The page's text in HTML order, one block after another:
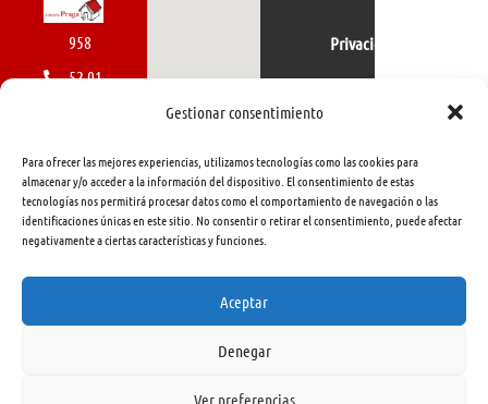
Gestionar consentimiento
Para ofrecer las mejores experiencias, utilizamos tecnologías como las cookies para
almacenar y/o acceder a la información del dispositivo. El consentimiento de estas
tecnologías nos permitirá procesar datos como el comportamiento de navegación o las
identificaciones únicas en este sitio. No consentir o retirar el consentimiento, puede afectar
negativamente a ciertas características y funciones.
Aceptar
Denegar
Ver preferencias
958
52 01
462
415
info@libreriapraga.com
Gracia,
Privacidad